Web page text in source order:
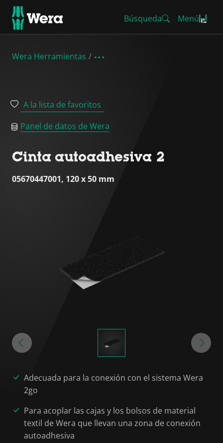
Búsqueda Menú
Wera Herramientas
A la lista de favoritos
Panel de datos de Wera
Cinta autoadhesiva 2
05670447001, 120 x 50 mm
Adecuada para la conexión con el sistema Wera
2go
Para acoplar las cajas y los bolsos de material
textil de Wera que llevan una zona de conexión
autoadhesiva